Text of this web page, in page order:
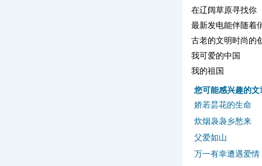
在辽阔草原寻找你
最新发电能伴随着
古老的文明时尚的
我可爱的中国
我的祖国
您可能感兴趣的文
娇若昙花的生命
炊烟袅袅乡愁来
父爱如山
万一有幸遭遇爱情